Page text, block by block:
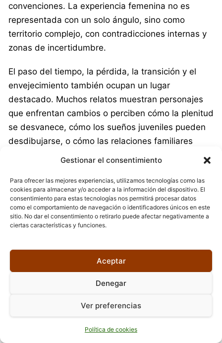
Gestionar el consentimiento
Para ofrecer las mejores experiencias, utilizamos tecnologías como las
cookies para almacenar y/o acceder a la información del dispositivo. El
consentimiento para estas tecnologías nos permitirá procesar datos
como el comportamiento de navegación o identificadores únicos en este
sitio. No dar el consentimiento o retirarlo puede afectar negativamente a
ciertas características y funciones.
Aceptar
Denegar
Ver preferencias
Política de cookies
convenciones. La experiencia femenina no es
representada con un solo ángulo, sino como
territorio complejo, con contradicciones internas y
zonas de incertidumbre.
El paso del tiempo, la pérdida, la transición y el
envejecimiento también ocupan un lugar
destacado. Muchos relatos muestran personajes
que enfrentan cambios o perciben cómo la plenitud
se desvanece, cómo los sueños juveniles pueden
desdibujarse, o cómo las relaciones familiares
mutan con los años. Esa sensibilidad hacia la
contenida pero constante.
Los secretos, lo oculto, las omisiones y los vacíos
juegan un papel dramático: algunos sucesos
moldean el carácter de los personajes. La tensión
entre lo explícito y lo implícito es campo de
es escenario de conflictos internos intensos que no
se manifiestan a través de eventos extremos sino
por diferencias mínimas, desequilibrios de matiz,
silencios y arrepentimientos.